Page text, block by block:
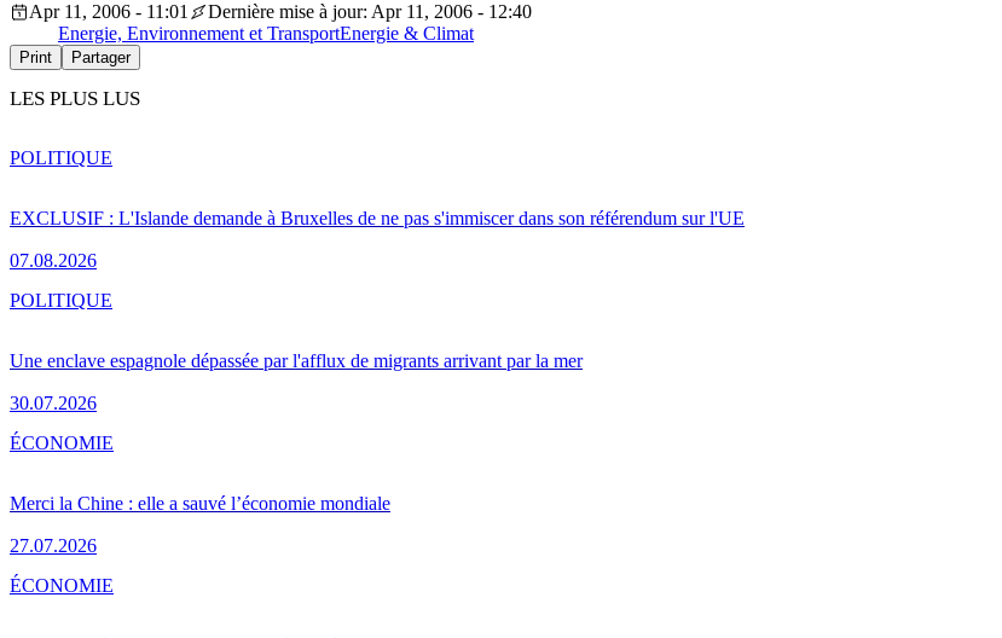
Apr 11, 2006 - 11:01
Dernière mise à jour: Apr 11, 2006 - 12:40
Energie, Environnement et TransportEnergie & Climat
Print Partager
LES PLUS LUS
EXCLUSIF : L'Islande demande à Bruxelles de ne pas s'immiscer dans son référendum sur l'UE
07.08.2026
POLITIQUE
Une enclave espagnole dépassée par l'afflux de migrants arrivant par la mer
30.07.2026
POLITIQUE
Merci la Chine : elle a sauvé l’économie mondiale
27.07.2026
ÉCONOMIE
ÉCONOMIE